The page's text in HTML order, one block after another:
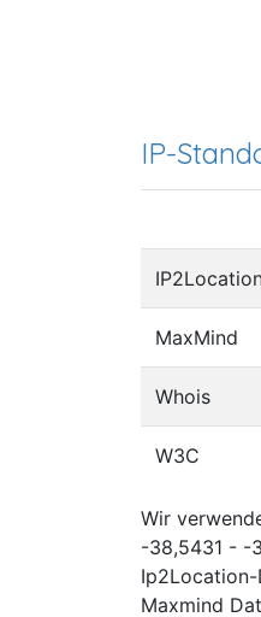
IP-
MaxMind
Whois
W3C
Wir
-38,5431 - -
Ip2Location-
Maxmind